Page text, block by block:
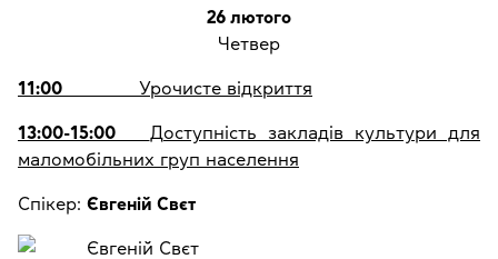
26 лютого
Четвер
11:00 Урочисте відкриття
13:00-15:00
Доступність закладів культури для
маломобільних груп населення
Спікер: Євгеній Свєт